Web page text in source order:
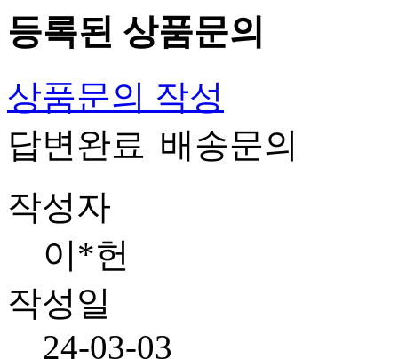
등록된 상품문의
상품문의 작성
답변완료 배송문의
작성자
이*헌
작성일
24-03-03